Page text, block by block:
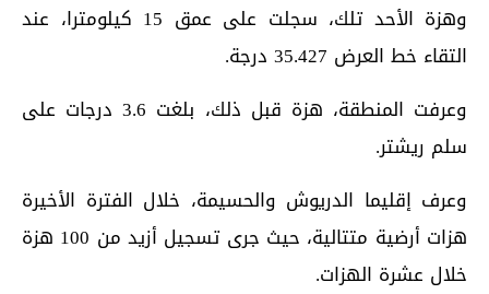
وهزة الأحد تلك، سجلت على عمق 15 كيلومترا، عند
التقاء خط العرض 35.427 درجة.
وعرفت المنطقة، هزة قبل ذلك، بلغت 3.6 درجات على
سلم ريشتر.
وعرف إقليما الدريوش والحسيمة، خلال الفترة الأخيرة
هزات أرضية متتالية، حيث جرى تسجيل أزيد من 100 هزة
خلال عشرة الهزات.